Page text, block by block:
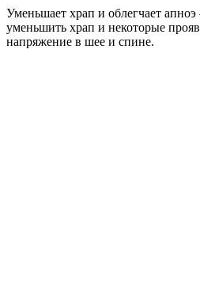
Уменьшает храп и облегчает
уменьшить храп и некоторые
напряжение в шее и спине.